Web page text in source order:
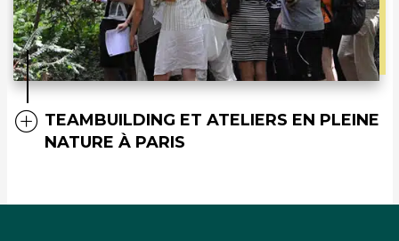
TEAMBUILDING ET ATELIERS EN PLEINE
NATURE À PARIS